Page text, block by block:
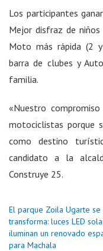
Los participantes
Mejor disfraz de
Moto más rápida (2
barra de clubes y
familia.
«Nuestro
motociclistas porque
como destino
candidato a la
Construye 25.
El parque Zoila Ugarte se
transforma: luces LED
iluminan un renovado
para Machala